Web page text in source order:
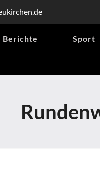
Berichte Sport